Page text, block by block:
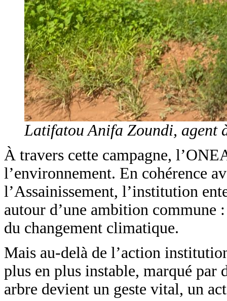
Latifatou Anifa Zoundi, agent
À travers cette campagne,
l’environnement. En cohérence
l’Assainissement, l’institution
autour d’une ambition commune
du changement climatique.
Mais au-delà de l’action
plus en plus instable, marqué par
arbre devient un geste vital, un